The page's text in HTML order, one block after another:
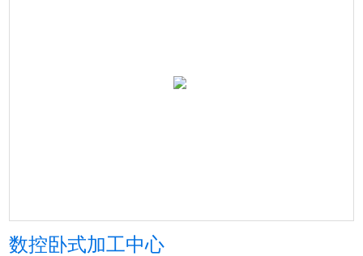
数控卧式加工中心